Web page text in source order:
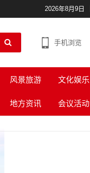
2026年8月9日
手机浏览
风景旅游 文化娱乐
地方资讯 会议活动